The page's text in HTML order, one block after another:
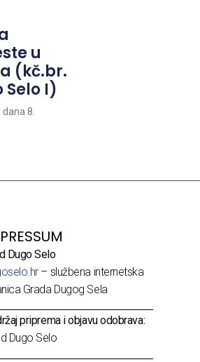
u
(kč.br.
Selo I)
8.
Dugo Selo
– službena internetska
Grada Dugog Sela
priprema i objavu odobrava:
Dugo Selo